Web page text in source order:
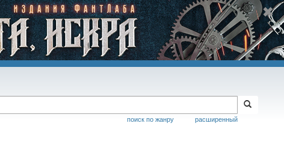
расширенный
поиск по жанру